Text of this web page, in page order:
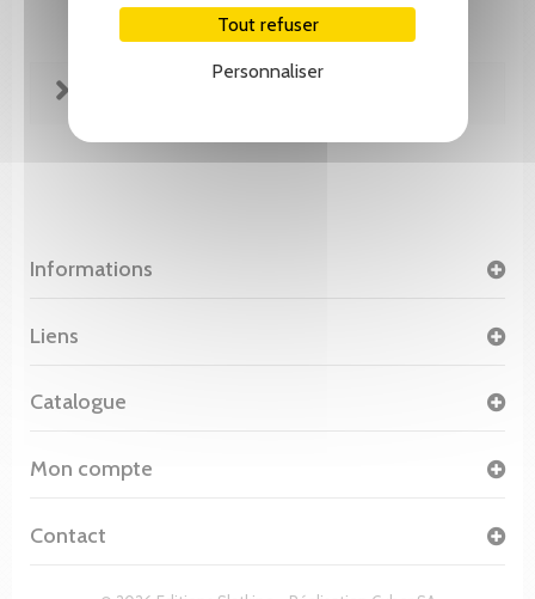
Tout refuser
Personnaliser
Informations
Liens
Catalogue
Mon compte
Contact